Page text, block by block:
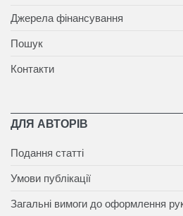
Джерела фінансування
Пошук
Контакти
ДЛЯ АВТОРІВ
Подання статті
Умови публікації
Загальні вимоги до оформлення